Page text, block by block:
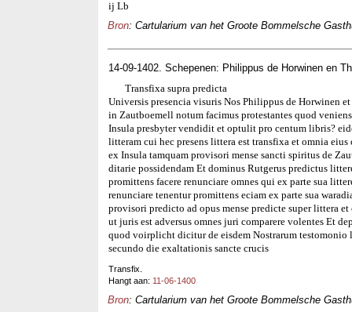
ij Lb
Bron: Cartularium van het Groote Bommelsche
14-09-1402. Schepenen: Philippus de Horwinen en
Transfixa supra predicta
Universis presencia visuris Nos Philippus de Horwinen
in Zautboemell notum facimus protestantes quod
Insula presbyter vendidit et optulit pro centum libris?
litteram cui hec presens littera est transfixa et omnia
ex Insula tamquam provisori mense sancti spiritus de
ditarie possidendam Et dominus Rutgerus predictus
promittens facere renunciare omnes qui ex parte sua
renunciare tenentur promittens eciam ex parte sua
provisori predicto ad opus mense predicte super littera
ut juris est adversus omnes juri comparere volentes Et
quod voirplicht dicitur de eisdem Nostrarum testomonio
secundo die exaltationis sancte crucis
Transfix.
Hangt aan: 11-06-1400
Bron: Cartularium van het Groote Bommelsche